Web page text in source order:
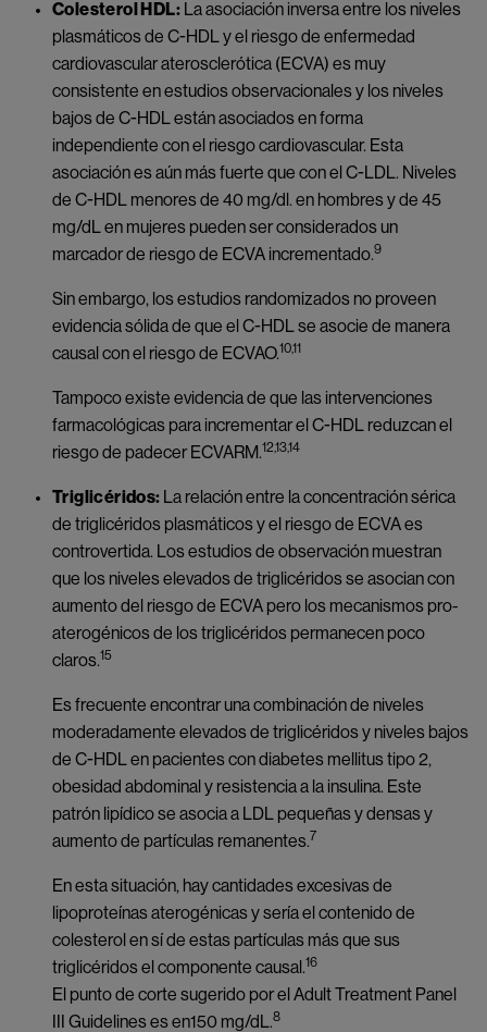
Colesterol HDL: La asociación inversa entre los niveles
plasmáticos de C-HDL y el riesgo de enfermedad
cardiovascular aterosclerótica (ECVA) es muy
consistente en estudios observacionales y los niveles
bajos de C-HDL están asociados en forma
independiente con el riesgo cardiovascular. Esta
asociación es aún más fuerte que con el C-LDL. Niveles
de C-HDL menores de 40 mg/dl. en hombres y de 45
mg/dL en mujeres pueden ser considerados un
marcador de riesgo de ECVA incrementado.9
Sin embargo, los estudios randomizados no proveen
evidencia sólida de que el C-HDL se asocie de manera
causal con el riesgo de ECVAO.10,11
Tampoco existe evidencia de que las intervenciones
farmacológicas para incrementar el C-HDL reduzcan el
riesgo de padecer ECVARM.12,13,14
Triglicéridos: La relación entre la concentración sérica
de triglicéridos plasmáticos y el riesgo de ECVA es
controvertida. Los estudios de observación muestran
que los niveles elevados de triglicéridos se asocian con
aumento del riesgo de ECVA pero los mecanismos pro-
aterogénicos de los triglicéridos permanecen poco
claros.15
Es frecuente encontrar una combinación de niveles
moderadamente elevados de triglicéridos y niveles bajos
de C-HDL en pacientes con diabetes mellitus tipo 2,
obesidad abdominal y resistencia a la insulina. Este
patrón lipídico se asocia a LDL pequeñas y densas y
aumento de partículas remanentes.7
En esta situación, hay cantidades excesivas de
lipoproteínas aterogénicas y sería el contenido de
colesterol en sí de estas partículas más que sus
triglicéridos el componente causal.16
El punto de corte sugerido por el Adult Treatment Panel
III Guidelines es en150 mg/dL.8